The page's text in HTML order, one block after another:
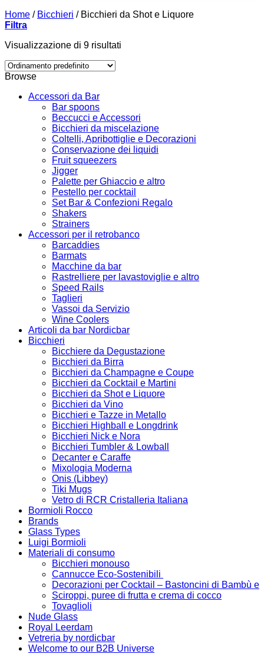
Home / Bicchieri /Bicchieri da Shot e Liquore
Filtra
Visualizzazione di 9 risultati
Browse
Accessori da Bar
Bar spoons
Beccucci e Accessori
Bicchieri da miscelazione
Coltelli, Apribottiglie e Decorazioni
Conservazione dei liquidi
Fruit squeezers
Jigger
Palette per Ghiaccio e altro
Pestello per cocktail
Set Bar & Confezioni Regalo
Shakers
Strainers
Accessori per il retrobanco
Barcaddies
Barmats
Macchine da bar
Rastrelliere per lavastoviglie e altro
Speed Rails
Taglieri
Vassoi da Servizio
Wine Coolers
Articoli da bar Nordicbar
Bicchieri
Bicchiere da Degustazione
Bicchieri da Birra
Bicchieri da Champagne e Coupe
Bicchieri da Cocktail e Martini
Bicchieri da Shot e Liquore
Bicchieri da Vino
Bicchieri e Tazze in Metallo
Bicchieri Highball e Longdrink
Bicchieri Nick e Nora
Bicchieri Tumbler & Lowball
Decanter e Caraffe
Mixologia Moderna
Onis (Libbey)
Tiki Mugs
Vetro di RCR Cristalleria Italiana
Bormioli Rocco
Brands
Glass Types
Luigi Bormioli
Materiali di consumo
Bicchieri monouso
Cannucce Eco-Sostenibili
Decorazioni per Cocktail – Bastoncini di Bambù e
Sciroppi, puree di frutta e crema di cocco
Tovaglioli
Nude Glass
Royal Leerdam
Vetreria by nordicbar
Welcome to our B2B Universe